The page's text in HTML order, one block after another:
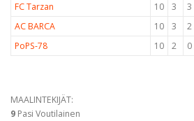
FC Tarzan
10 3 3
AC BARCA
10 3 2
PoPS-78
10 2 0
MAALINTEKIJÄT:
9 Pasi Voutilainen